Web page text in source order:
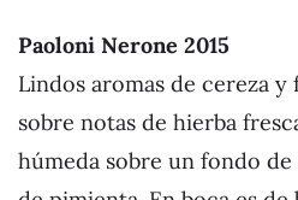
Paoloni Nerone 2015
Lindos aromas de cereza y
sobre notas de hierba
húmeda sobre un fondo